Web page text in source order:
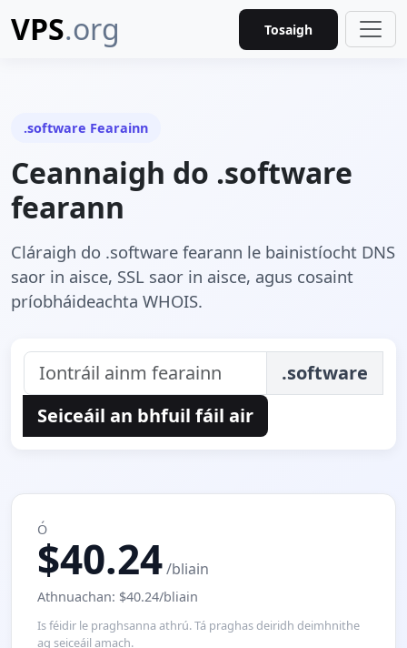
VPS.org Tosaigh
.software Fearainn
Ceannaigh do .software
fearann
Cláraigh do .software fearann le bainistíocht DNS
saor in aisce, SSL saor in aisce, agus cosaint
príobháideachta WHOIS.
.software
Seiceáil an bhfuil fáil air
Ó
$40.24/bliain
Athnuachan: $40.24/bliain
Is féidir le praghsanna athrú. Tá praghas deiridh deimhnithe
ag seiceáil amach.